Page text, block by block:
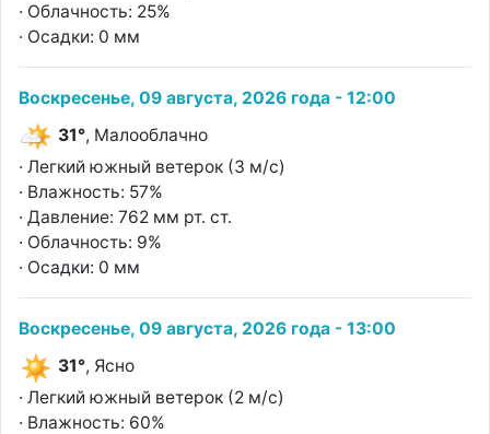
· Облачность: 25%
· Осадки: 0 мм
Воскресенье, 09 августа, 2026 года - 12:00
31°, Малооблачно
· Легкий южный ветерок (3 м/с)
· Влажность: 57%
· Давление: 762 мм рт. ст.
· Облачность: 9%
· Осадки: 0 мм
Воскресенье, 09 августа, 2026 года - 13:00
31°, Ясно
· Легкий южный ветерок (2 м/с)
· Влажность: 60%